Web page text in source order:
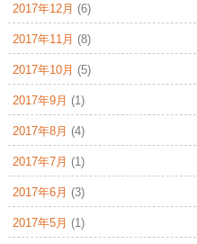
2017年12月 (6)
2017年11月 (8)
2017年10月 (5)
2017年9月 (1)
2017年8月 (4)
2017年7月 (1)
2017年6月 (3)
2017年5月 (1)